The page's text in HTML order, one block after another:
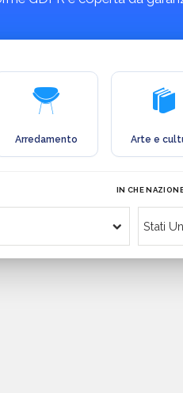
Arredamento Arte e
IN CHE